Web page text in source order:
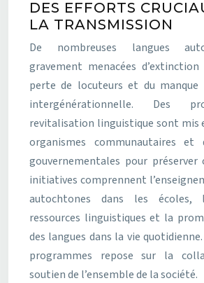
DES EFFORTS
LA TRANSMISSION
De nombreuses langues
gravement menacées
perte de locuteurs et du manque
intergénérationnelle. Des
revitalisation linguistique sont mis
organismes communautaires et
gouvernementales pour préserver
initiatives comprennent
autochtones dans les
ressources linguistiques et la
des langues dans la vie quotidienne.
programmes repose sur la
soutien de l’ensemble de la société.